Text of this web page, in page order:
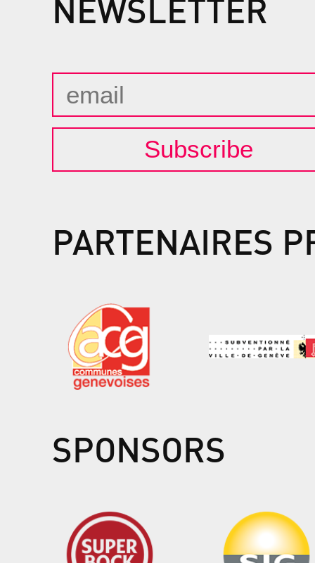
NEWSLETTER
Subscribe
PARTENAIRES
SPONSORS